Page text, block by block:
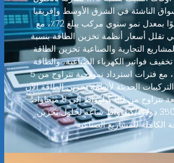
الناشئة في الشرق الأوسط وإفريقيا
أسرع المناطق نموًا بمعدل نمو سنوي مركب يبلغ 72٪، مع
تقلل أسعار أنظمة تخزين الطاقة بنسبة
التجارية والصناعية تخزين الطاقة
تخفيف فواتير الكهرباء الصناعية، والطاقة
الاحتياطية للطوارئ، مع فترات استرداد نموذجية تتراوح من 5
التركيبات الحديثة لأنظمة تخزين الطاقة الآن
بأنظمة متكاملة بسعة تتراوح من 80 كيلوواط إلى 8 ميجاواط
بتكاليف أقل من 350 دولارًا/كيلوواط ساعة لحلول تخزين